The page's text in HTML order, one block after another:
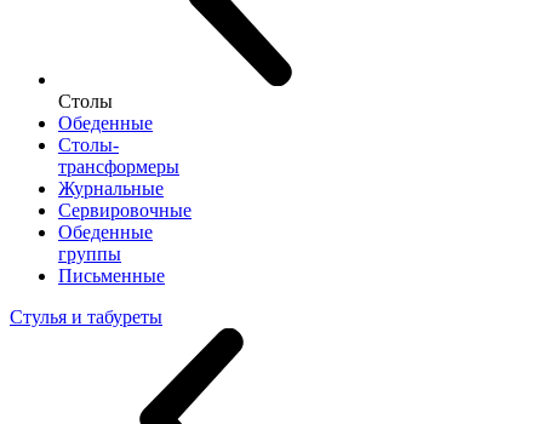
Столы
Обеденные
Столы-
трансформеры
Журнальные
Сервировочные
Обеденные
группы
Письменные
Стулья и табуреты